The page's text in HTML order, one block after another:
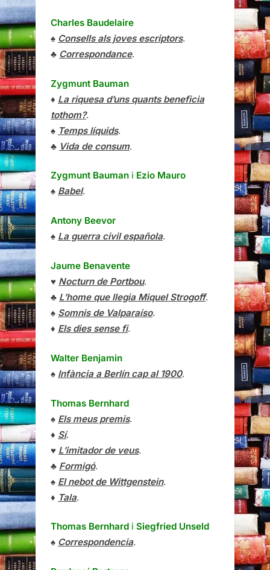
Charles Baudelaire
♠ Consells als joves escriptors.
♣ Correspondance.
Zygmunt Bauman
♦ La riquesa d’uns quants beneficia
tothom?.
♠ Temps líquids.
♣ Vida de consum.
Zygmunt Bauman i Ezio Mauro
♠ Babel.
Antony Beevor
♠ La guerra civil española.
Jaume Benavente
♥ Nocturn de Portbou.
♣ L’home que llegia Miquel Strogoff.
♠ Somnis de Valparaíso.
♦ Els dies sense fi.
Walter Benjamin
♠ Infància a Berlín cap al 1900.
Thomas Bernhard
♠ Els meus premis.
♦ Sí.
♥ L’imitador de veus.
♣ Formigó.
♠ El nebot de Wittgenstein.
♦ Tala.
Thomas Bernhard i Siegfried Unseld
♠ Correspondencia.